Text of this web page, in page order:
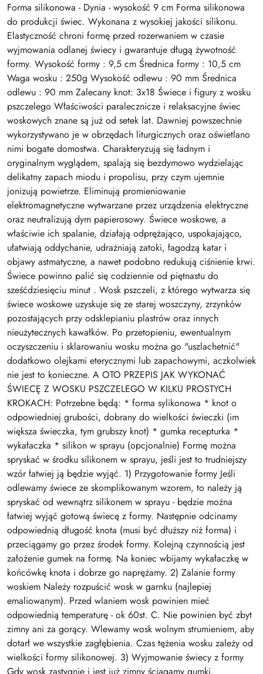
Forma silikonowa - Dynia - wysokość 9 cm Forma silikonowa
do produkcji świec. Wykonana z wysokiej jakości silikonu.
Elastyczność chroni formę przed rozerwaniem w czasie
wyjmowania odlanej świecy i gwarantuje długą żywotność
formy. Wysokość formy : 9,5 cm Średnica formy : 10,5 cm
Waga wosku : 250g Wysokość odlewu : 90 mm Średnica
odlewu : 90 mm Zalecany knot: 3x18 Świece i figury z wosku
pszczelego Właściwości paralecznicze i relaksacyjne świec
woskowych znane są już od setek lat. Dawniej powszechnie
wykorzystywano je w obrzędach liturgicznych oraz oświetlano
nimi bogate domostwa. Charakteryzują się ładnym i
oryginalnym wyglądem, spalają się bezdymowo wydzielając
delikatny zapach miodu i propolisu, przy czym ujemnie
jonizują powietrze. Eliminują promieniowanie
elektromagnetyczne wytwarzane przez urządzenia elektryczne
oraz neutralizują dym papierosowy. Świece woskowe, a
właściwie ich spalanie, działają odprężająco, uspokajająco,
ułatwiają oddychanie, udrażniają zatoki, łagodzą katar i
objawy astmatyczne, a nawet podobno redukują ciśnienie krwi.
Świece powinno palić się codziennie od piętnastu do
sześćdziesięciu minut . Wosk pszczeli, z którego wytwarza się
świece woskowe uzyskuje się ze starej woszczyny, zrzynków
pozostających przy odsklepianiu plastrów oraz innych
nieużytecznych kawałków. Po przetopieniu, ewentualnym
oczyszczeniu i sklarowaniu wosku można go "uszlachetnić"
dodatkowo olejkami eterycznymi lub zapachowymi, aczkolwiek
nie jest to konieczne. A OTO PRZEPIS JAK WYKONAĆ
ŚWIECĘ Z WOSKU PSZCZELEGO W KILKU PROSTYCH
KROKACH: Potrzebne będą: * forma sylikonowa * knot o
odpowiedniej grubości, dobrany do wielkości świeczki (im
większa świeczka, tym grubszy knot) * gumka recepturka *
wykałaczka * silikon w sprayu (opcjonalnie) Formę można
spryskać w środku silikonem w sprayu, jeśli jest to trudniejszy
wzór łatwiej ją będzie wyjąć. 1) Przygotowanie formy Jeśli
odlewamy świece ze skomplikowanym wzorem, to należy ją
spryskać od wewnątrz silikonem w sprayu - będzie można
łatwiej wyjąć gotową świecę z formy. Następnie odcinamy
odpowiednią długość knota (musi być dłuższy niż forma) i
przeciągamy go przez środek formy. Kolejną czynnością jest
założenie gumek na formę. Na koniec wbijamy wykałaczkę w
końcówkę knota i dobrze go naprężamy. 2) Zalanie formy
woskiem Należy rozpuścić wosk w garnku (najlepiej
emaliowanym). Przed wlaniem wosk powinien mieć
odpowiednią temperaturę - ok 60st. C. Nie powinien być zbyt
zimny ani za gorący. Wlewamy wosk wolnym strumieniem, aby
dotarł we wszystkie zagłębienia. Czas tężenia wosku zależy od
wielkości formy silikonowej. 3) Wyjmowanie świecy z formy